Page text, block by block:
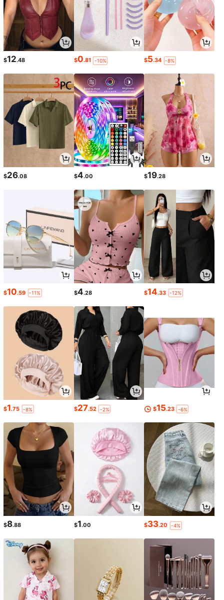
$12.48 $0.81 -10% $5.34 -8%
$26.08 $4.00 $19.28
$10.59 -11% $4.28 $14.33 -12%
$1.75 -8% $27.52 -2% $15.23 -6%
$8.88 $1.00 $33.20 -4%